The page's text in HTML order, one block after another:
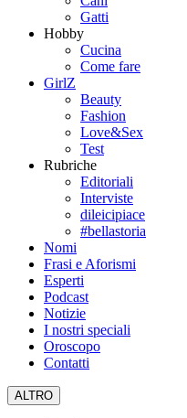
Gatti
Hobby
Cucina
Come fare
GirlZ
Beauty
Fashion
Love&Sex
Test
Rubriche
Editoriali
Interviste
dileicipiace
#bellastoria
Nomi
Frasi e Aforismi
Esperti
Podcast
Notizie
I nostri speciali
Oroscopo
Contatti
ALTRO